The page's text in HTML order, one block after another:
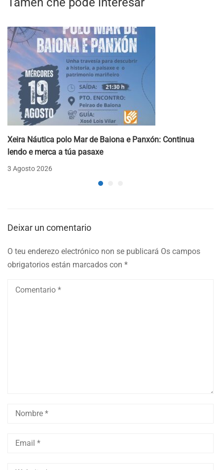
Xeira Náutica polo Mar de Baiona e Panxón: Continua
lendo e merca a túa pasaxe
3 Agosto 2026
Deixar un comentario
O teu enderezo electrónico non se publicará Os campos
obrigatorios están marcados con *